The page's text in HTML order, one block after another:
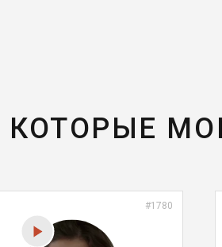
#1780